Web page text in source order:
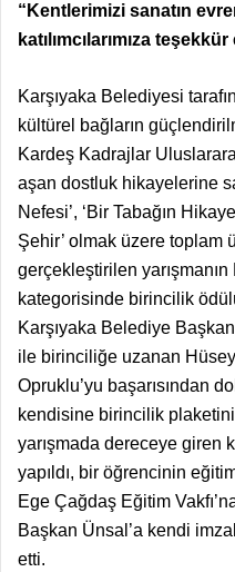
“Kentlerimizi sanatın
katılımcılarımıza
Karşıyaka Belediyesi
kültürel bağların
Kardeş Kadrajlar
aşan dostluk hikayelerine
Nefesi’, ‘Bir Tabağın
Şehir’ olmak üzere toplam
gerçekleştirilen
kategorisinde birincilik
Karşıyaka Belediye
ile birinciliğe uzanan
Opruklu’yu başarısından
kendisine birincilik
yarışmada dereceye giren
yapıldı, bir öğrencinin
Ege Çağdaş Eğitim
Başkan Ünsal’a kendi
etti.